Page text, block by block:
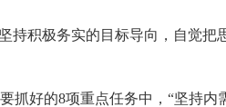
积极务实的目标导向，自觉把
好的8项重点任务中，“坚持内